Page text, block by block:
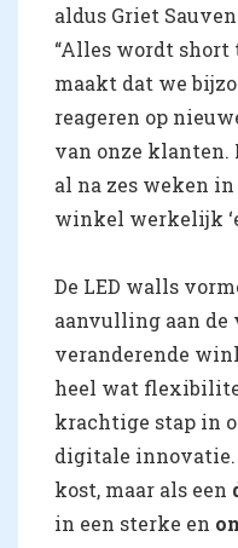
aldus Griet
“Alles wordt short
maakt dat we
reageren op
van onze
al na zes weken
winkel werkelijk
De LED walls
aanvulling aan de
veranderende
heel wat
krachtige stap in
digitale innovatie.
kost, maar als een
in een sterke en